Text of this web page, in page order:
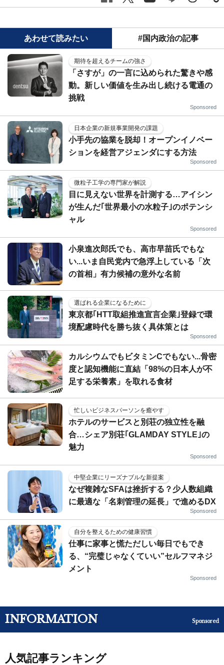
あわせて読みたい #国内政治の記事
期待を超えるチームの強さ
「さすが」の一言に込められた驚きや感
動。新しい価値を生み出し続ける電通の
挑戦
Sponsored
日本企業の新規事業開発の課題
小手先の協業を脱却！オープンイノベー
ションを経営アジェンダにする方法
Sponsored
微粒子工学の専門家が解説
目に見えない世界を計測する…アイシン
が生んだ｢世界最小の水粒子｣のポテンシ
ャル
Sponsored
小泉進次郎氏でも、高市早苗氏でもな
い...いま自民党内で急浮上している「次
の首相」有力候補の意外な名前
選ばれる企業になるために
東京都｢HTT取組推進宣言企業｣登録で環
境配慮時代を勝ち抜く具体策とは
Sponsored
カルシウムでもビタミンCでもない...骨密
度と認知機能に直結「98%の日本人が不
足する栄養素」を取れる食材
忙しいビジネスパーソンを癒やす
ホテルのサービスと別荘の独立性を融
合…シェア別荘｢GLAMDAY STYLE｣の
魅力
Sponsored
中堅企業にリーズナブルな新提案
なぜ複雑なSFAは挫折する？少人数組織
に最適な「名刺管理の延長」で進めるDX
Sponsored
自分を整えるための健康習慣
仕事に家事と慌ただしい毎日でもでき
る、“完璧じゃなくていい”セルフマネジ
メント
Sponsored
INFORMATION Sponsored
人気記事ランキング